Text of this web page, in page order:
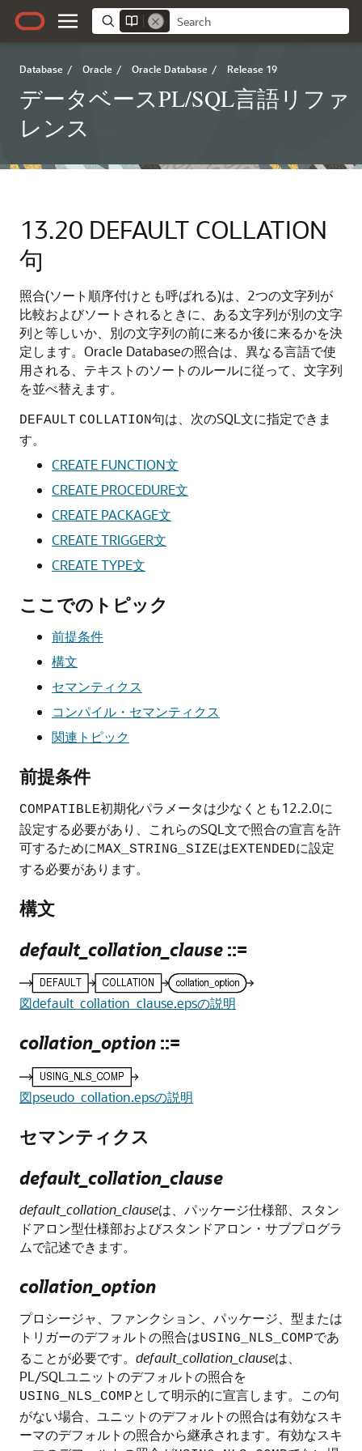
Database / Oracle / Oracle Database / Release 19
データベースPL/SQL言語リファ
レンス
13.20 DEFAULT COLLATION
句
照合(ソート順序付けとも呼ばれる)は、2つの文字列が
比較およびソートされるときに、ある文字列が別の文字
列と等しいか、別の文字列の前に来るか後に来るかを決
定します。Oracle Databaseの照合は、異なる言語で使
用される、テキストのソートのルールに従って、文字列
を並べ替えます。
DEFAULT COLLATION句は、次のSQL文に指定できま
す。
CREATE FUNCTION文
CREATE PROCEDURE文
CREATE PACKAGE文
CREATE TRIGGER文
CREATE TYPE文
ここでのトピック
前提条件
構文
セマンティクス
コンパイル・セマンティクス
関連トピック
前提条件
COMPATIBLE初期化パラメータは少なくとも12.2.0に
設定する必要があり、これらのSQL文で照合の宣言を許
可するためにMAX_STRING_SIZEはEXTENDEDに設定
する必要があります。
構文
default_collation_clause ::=
図default_collation_clause.epsの説明
collation_option ::=
図pseudo_collation.epsの説明
セマンティクス
default_collation_clause
default_collation_clauseは、パッケージ仕様部、スタン
ドアロン型仕様部およびスタンドアロン・サブプログラ
ムで記述できます。
collation_option
プロシージャ、ファンクション、パッケージ、型または
トリガーのデフォルトの照合はUSING_NLS_COMPであ
ることが必要です。 default_collation_clauseは、
PL/SQLユニットのデフォルトの照合を
USING_NLS_COMPとして明示的に宣言します。この句
がない場合、ユニットのデフォルトの照合は有効なスキ
ーマのデフォルトの照合から継承されます。有効なスキ